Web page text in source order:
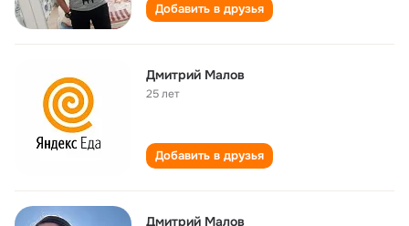
Добавить в друзья
Дмитрий Малов
25 лет
Добавить в друзья
Дмитрий Малов